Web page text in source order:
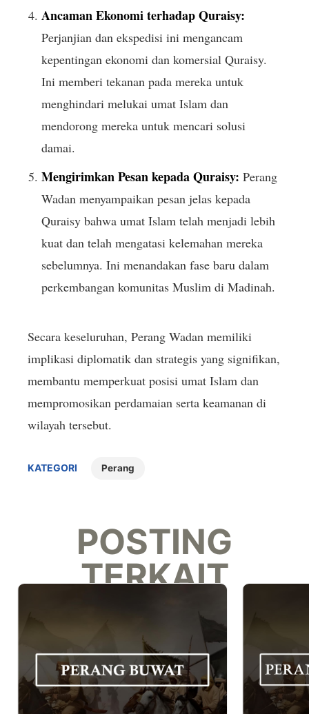
Ancaman Ekonomi terhadap Quraisy:
Perjanjian dan ekspedisi ini mengancam
kepentingan ekonomi dan komersial Quraisy.
Ini memberi tekanan pada mereka untuk
menghindari melukai umat Islam dan
mendorong mereka untuk mencari solusi
damai.
Mengirimkan Pesan kepada Quraisy: Perang
Wadan menyampaikan pesan jelas kepada
Quraisy bahwa umat Islam telah menjadi lebih
kuat dan telah mengatasi kelemahan mereka
sebelumnya. Ini menandakan fase baru dalam
perkembangan komunitas Muslim di Madinah.
Secara keseluruhan, Perang Wadan memiliki
implikasi diplomatik dan strategis yang signifikan,
membantu memperkuat posisi umat Islam dan
mempromosikan perdamaian serta keamanan di
wilayah tersebut.
KATEGORI Perang
POSTING
TERKAIT